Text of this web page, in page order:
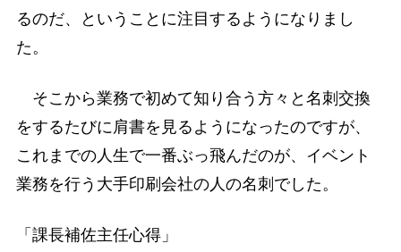
るのだ、ということに注目するようになりまし
た。
そこから業務で初めて知り合う方々と名刺交換
をするたびに肩書を見るようになったのですが、
これまでの人生で一番ぶっ飛んだのが、イベント
業務を行う大手印刷会社の人の名刺でした。
「課長補佐主任心得」